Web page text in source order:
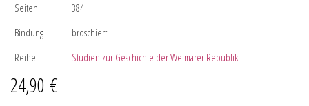
Seiten
384
Bindung
broschiert
Reihe
Studien zur Geschichte der Weimarer Republik
24,90 €